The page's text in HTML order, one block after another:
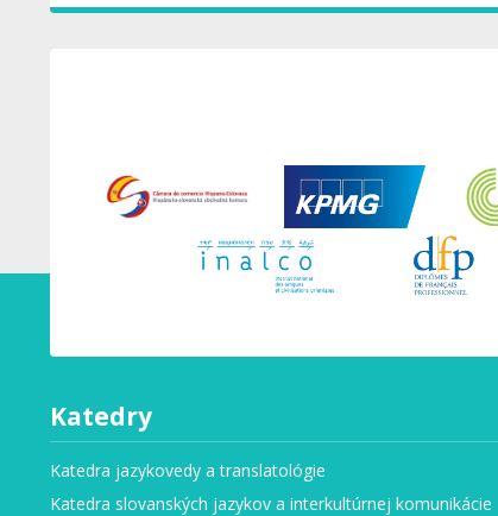
Katedry
Katedra jazykovedy a translatológie
Katedra slovanských jazykov a interkultúrnej komunikácie